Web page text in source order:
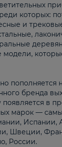
которых:
и
бренда
появляется в
марок —
Испании,
Швеции,
России.